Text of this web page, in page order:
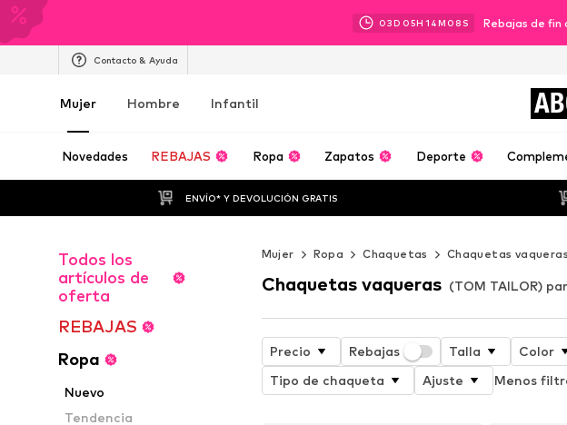
03D 05H 14M 06 S Rebajas de fin
Contacto & Ayuda
Mujer Hombre Infantil
Novedades REBAJAS Ropa Zapatos Deporte
ENVÍO* Y DEVOLUCIÓN GRATIS
Todos los
artículos de
oferta
REBAJAS
Ropa
Nuevo
Tendencia
Mujer Ropa Chaquetas Chaquetas vaqueras
Chaquetas vaqueras (TOM TAILOR)
Precio Rebajas Talla Color
Tipo de chaqueta
Ajuste Menos